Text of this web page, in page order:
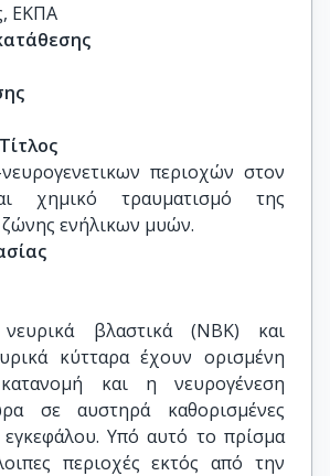
ΕΚΠΑ
περιοχών στον
χημικό τραυματισμό της
ζώνης ενήλικων μυών.
βλαστικά (ΝΒΚ) και
κύτταρα έχουν ορισμένη
και η νευρογένεση
σε αυστηρά καθορισμένες
Υπό αυτό το πρίσμα
περιοχές εκτός από την